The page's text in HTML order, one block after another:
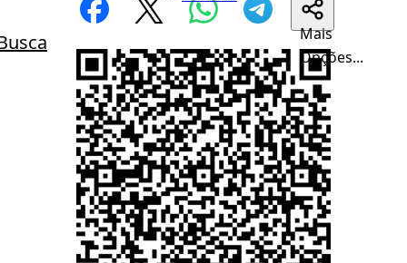
Mais
Opções...